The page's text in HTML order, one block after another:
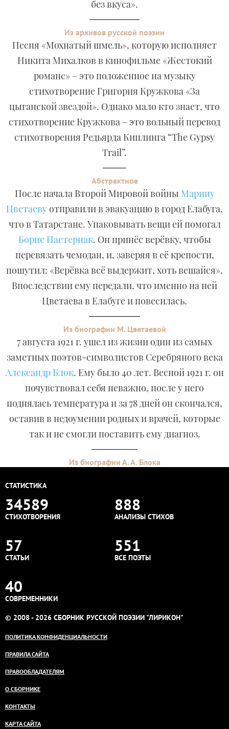
без вкуса».
Из архивов русской поэзии
Песня «Мохнатый шмель», которую исполняет
Никита Михалков в кинофильме «Жестокий
романс» – это положенное на музыку
стихотворение Григория Кружкова «За
цыганской звездой». Однако мало кто знает, что
стихотворение Кружкова – это вольный перевод
стихотворения Редьярда Киплинга “The Gypsy
Trail”.
Абстрактное
После начала Второй Мировой войны Марину
Цветаевуотправили в эвакуацию в город Елабуга,
что в Татарстане. Упаковывать вещи ей помогал
Борис Пастернак. Он принёс верёвку, чтобы
перевязать чемодан, и, заверяя в её крепости,
пошутил: «Верёвка всё выдержит, хоть вешайся».
Впоследствии ему передали, что именно на ней
Цветаева в Елабуге и повесилась.
Из биографии М. Цветаевой
7 августа 1921 г. ушел из жизни один из самых
заметных поэтов-символистов Серебряного века
Александр Блок. Ему было 40 лет. Весной 1921 г. он
почувствовал себя неважно, после у него
поднялась температура и за 78 дней он скончался,
оставив в недоумении родных и врачей, которые
так и не смогли поставить ему диагноз.
Из биографии А. А. Блока
СТАТИСТИКА
34589
СТИХОТВОРЕНИЯ
888
АНАЛИЗЫ СТИХОВ
57
СТАТЬИ
551
ВСЕ ПОЭТЫ
40
СОВРЕМЕННИКИ
© 2008 - 2026 СБОРНИК РУССКОЙ ПОЭЗИИ "ЛИРИКОН"
ПОЛИТИКА КОНФИДЕНЦИАЛЬНОСТИ
ПРАВИЛА САЙТА
ПРАВООБЛАДАТЕЛЯМ
О СБОРНИКЕ
КОНТАКТЫ
КАРТА САЙТА